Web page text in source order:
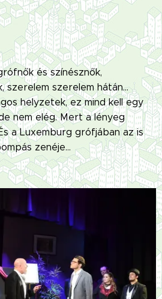
és színésznők,
szerelem szerelem hátán...
helyzetek, ez mind kell egy
nem elég. Mert a lényeg
a Luxemburg grófjában az is
zenéje...